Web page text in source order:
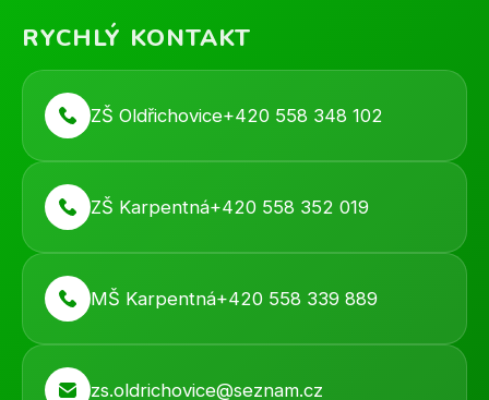
RYCHLÝ KONTAKT
ZŠ Oldřichovice+420 558 348 102
ZŠ Karpentná+420 558 352 019
MŠ Karpentná+420 558 339 889
zs.oldrichovice@seznam.cz